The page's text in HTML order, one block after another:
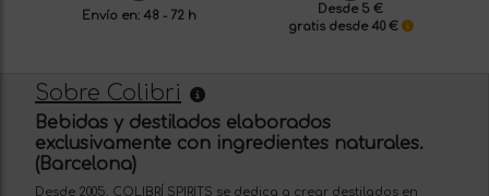
Envío en: 48 - 72 h
Desde 5 €
gratis desde 40 €
Sobre Colibri
Bebidas y destilados elaborados
exclusivamente con ingredientes naturales.
(Barcelona)
Desde 2005, COLIBRÍ SPIRITS se dedica a crear destilados en